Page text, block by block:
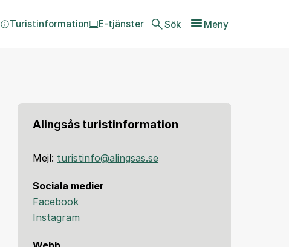
Sök Meny
Turistinformation E-tjänster
Alingsås turistinformation
Mejl: turistinfo@alingsas.se
Sociala medier
Facebook
Instagram